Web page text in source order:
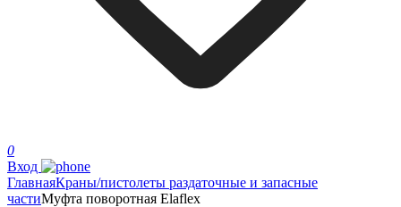
0
Вход
ГлавнаяКраны/пистолеты раздаточные и запасные
частиМуфта поворотная Elaflex